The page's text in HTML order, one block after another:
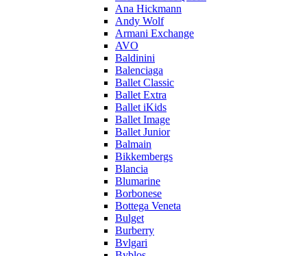
Ana Hickmann
Andy Wolf
Armani Exchange
AVO
Baldinini
Balenciaga
Ballet Classic
Ballet Extra
Ballet iKids
Ballet Image
Ballet Junior
Balmain
Bikkembergs
Blancia
Blumarine
Borbonese
Bottega Veneta
Bulget
Burberry
Bvlgari